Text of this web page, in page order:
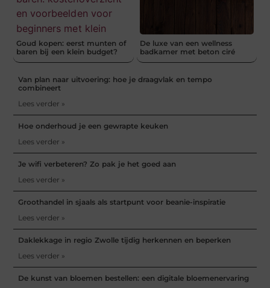
Goud kopen: eerst munten of
baren bij een klein budget?
De luxe van een wellness
badkamer met beton ciré
Van plan naar uitvoering: hoe je draagvlak en tempo
combineert
Lees verder »
Hoe onderhoud je een gewrapte keuken
Lees verder »
Je wifi verbeteren? Zo pak je het goed aan
Lees verder »
Groothandel in sjaals als startpunt voor beanie-inspiratie
Lees verder »
Daklekkage in regio Zwolle tijdig herkennen en beperken
Lees verder »
De kunst van bloemen bestellen: een digitale bloemenervaring